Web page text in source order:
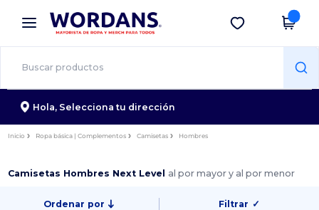
× App de Wordans
¡Mejores precios en app!
Descargar app
Hola, Selecciona tu dirección
Inicio Ropa básica | Complementos Camisetas Hombres
Camisetas Hombres Next Level al por mayor y al por menor
Ordenar por Filtrar ✓